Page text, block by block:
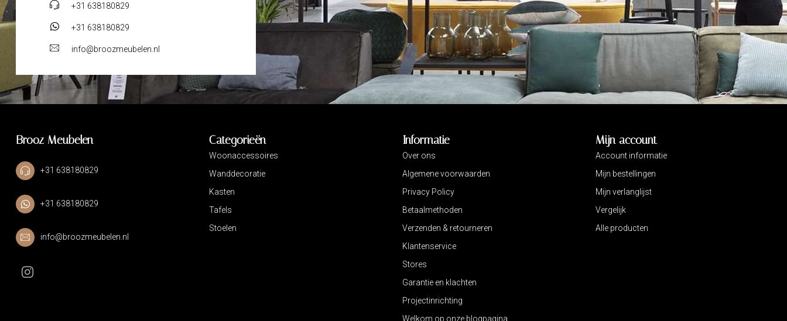
+31 638180829
+31 638180829
info@broozmeubelen.nl
Brooz Meubelen
+31 638180829
+31 638180829
info@broozmeubelen.nl
Categorieën
Woonaccessoires
Wanddecoratie
Kasten
Tafels
Stoelen
Informatie
Over ons
Algemene voorwaarden
Privacy Policy
Betaalmethoden
Verzenden & retourneren
Klantenservice
Stores
Garantie en klachten
Projectinrichting
Welkom op onze blogpagina
Mijn account
Account informatie
Mijn bestellingen
Mijn verlanglijst
Vergelijk
Alle producten